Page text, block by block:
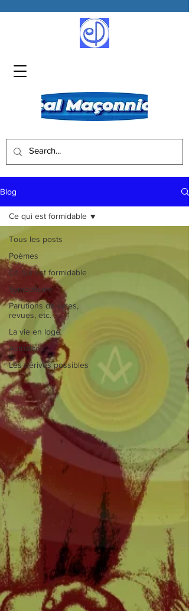
Blog
Tous les posts
Poèmes
Ce qui est formidable
Symbolisme
Parutions de livres,
revues, etc.
La vie en loge
Actualités
Les dérives possibles
Ce qui est formidable